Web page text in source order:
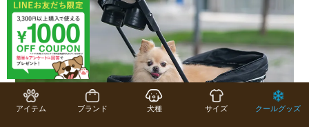
アイテム ブランド 犬種 サイズ クールグッズ